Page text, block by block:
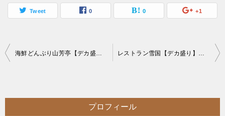
Tweet 0 0 +1
投
ビ
海鮮どんぶり山芳亭【デカ盛り】市場内の絶品海鮮丼からの茶漬け レストラン雪国【デカ盛り】重量5kg超のメガ盛りカレーに2人でチャレンジ【閉業】
プロフィール